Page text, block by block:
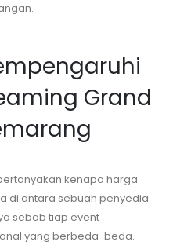
Grand
kenapa harga
di antara sebuah penyedia
sebab tiap event
yang berbeda-beda.